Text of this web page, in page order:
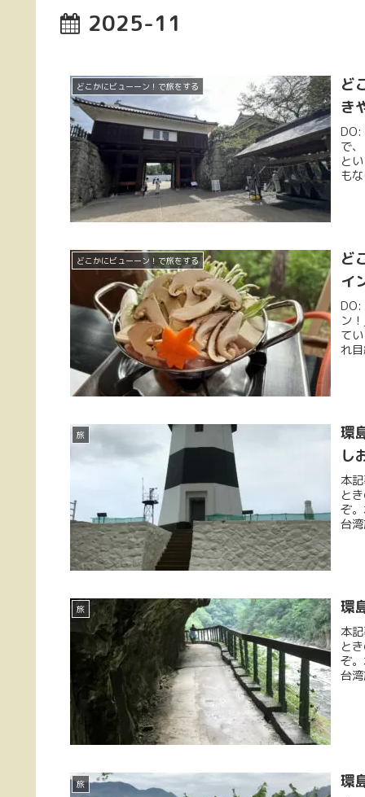
2025-11
どこかにビューーン！で旅をする
ど
き
DO:
で
と
も
どこかにビューーン！で旅をする
ど
イ
DO:
ン
て
れ
旅
環
し
本
と
ぞ
台
旅 環
本
と
ぞ
台
旅 環